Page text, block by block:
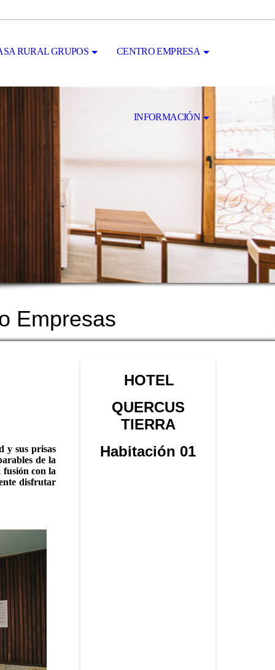
RURAL GRUPOS CENTRO EMPRESA
INFORMACIÓN
Empresas
y sus prisas
de la
fusión con la
disfrutar
HOTEL
QUERCUS
TIERRA
Habitación 01